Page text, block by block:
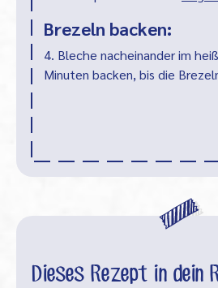
Brezeln backen:
4. Bleche nacheinander im
Minuten backen, bis die
Dieses Rezept in dein